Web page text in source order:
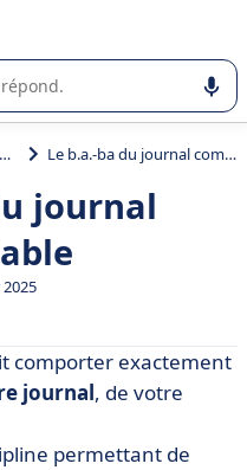
ou la sélection de
Le b.a.-ba du journal comptable
journal
2025
? Les obligations
comporter exactement
journal, de votre
permettant de